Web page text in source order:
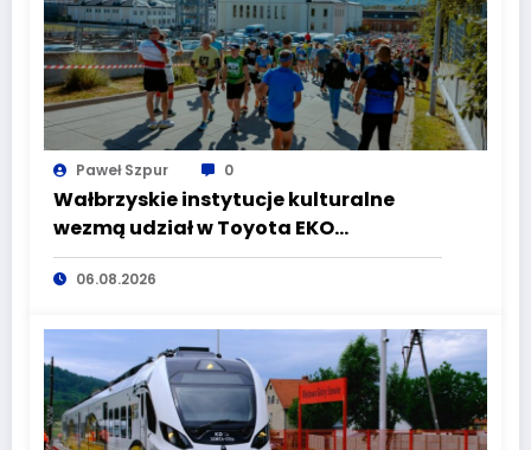
Paweł Szpur 0
Wałbrzyskie instytucje kulturalne
wezmą udział w Toyota EKO
Półmaraton Wałbrzych
06.08.2026